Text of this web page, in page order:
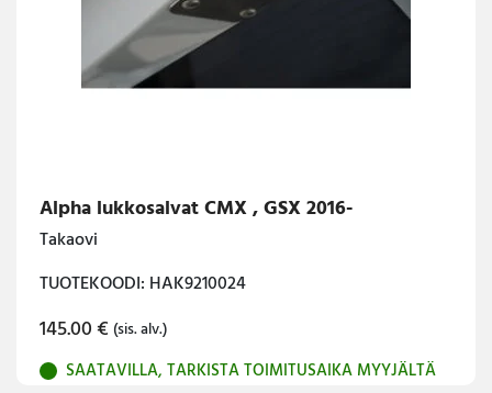
Alpha lukkosalvat CMX , GSX 2016-
Takaovi
TUOTEKOODI: HAK9210024
145.00€ (sis. alv.)
SAATAVILLA, TARKISTA TOIMITUSAIKA MYYJÄLTÄ